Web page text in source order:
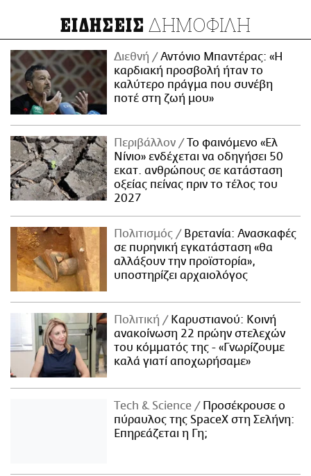
ΕΙΔΗΣΕΙΣ ΔΗΜΟΦΙΛΗ
Διεθνή
Αντόνιο Μπαντέρας: «Η
καρδιακή προσβολή ήταν το
καλύτερο πράγμα που συνέβη
ποτέ στη ζωή μου»
Περιβάλλον
Το φαινόμενο «Ελ
Νίνιο» ενδέχεται να οδηγήσει 50
εκατ. ανθρώπους σε κατάσταση
οξείας πείνας πριν το τέλος του
2027
Πολιτισμός
Βρετανία: Ανασκαφές
σε πυρηνική εγκατάσταση «θα
αλλάξουν την προϊστορία»,
υποστηρίζει αρχαιολόγος
Πολιτική
Καρυστιανού: Κοινή
ανακοίνωση 22 πρώην στελεχών
του κόμματός της - «Γνωρίζουμε
καλά γιατί αποχωρήσαμε»
Τech & Science
Προσέκρουσε ο
πύραυλος της SpaceX στη Σελήνη:
Επηρεάζεται η Γη;